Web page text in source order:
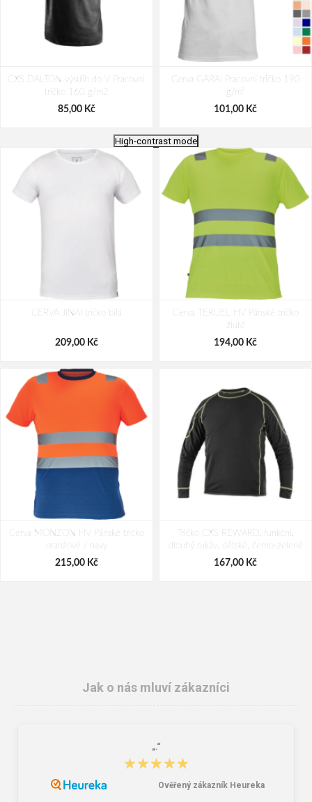
CXS DALTON výstřih do V Pracovní
tričko 160 g/m2
85,00 Kč
Cerva GARAI Pracovní tričko 190
g/m²
101,00 Kč
Cerva SURMA Pracovní tričko 170
g/m²
MALFINI 109 Colormix Tričko unisex
černo/červené
High-contrast mode
CERVA JINAI tričko bílá
209,00 Kč
Cerva TERUEL HV Pánské tričko
žluté
194,00 Kč
Cerva MONZON HV Pánské tričko
oranžové / navy
215,00 Kč
Tričko CXS REWARD, funkční,
dlouhý rukáv, dětské, černo-zelené
167,00 Kč
92,00 Kč 150,00 Kč
Jak o nás mluví zákazníci
„.“
★★★★★
★★★★★
Ověřený zákazník Heureka